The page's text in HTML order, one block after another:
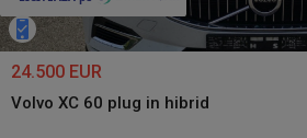
24.500 EUR
Volvo XC 60 plug in hibrid